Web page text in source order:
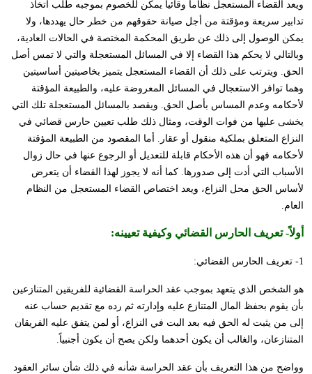
ويعد القضاء المستعجل نظاماً وقائياً يمكن للخصوم بموجبه طلب اتخاذ
تدابير سريعة ومؤقتة من أجل صيانة حقوقهم من خطر حال يهددها، ولا
يمكن الوصول إلى ذلك عن طريق المحكمة المختصة في الحالات العادية،
وبالتالي لا يحكم هذا القضاء إلا في المسائل المستعجلة والتي لا تمس أصل
الحق. ويترتب على ذلك أن القضاء المستعجل يتميز بخاصيتين أساسيتين
وهما توافر الاستعجال في المسائل المعروضة عليه، والطبيعة المؤقتة
لأحكامه وعدم المساس بأصل الحق. ويقصد بالمسائل المستعجلة تلك التي
يخشى عليها من فوات الوقت، ومثال ذلك طلب تعيين حارس قضائي في
النزاع المتعلق بملكية منقول أو عقار. أما المقصود من الطبيعة المؤقتة
لأحكامه فهو أن هذه الأحكام قابلة للتعديل أو الرجوع عنها في حال زوال
الأسباب التي أدت إلى صدورها. كما أنه لا يجوز لهذا القضاء أن يتعرض
لأساس الحق محل النزاع، ويعد اختصاص القضاء المستعجل من النظام
العام.
أولاً-تعريف الحارس القضائي وكيفية تعيينه:
1- تعريف الحارس القضائي:
هو الشخص الذي يتعهد بموجب عقد الحراسة القضائية للفريقين المتنازعين
بأن يقوم بحفظ المال المتنازع عليه وإدارته ثم رده مع تقديم حساب عنه
إلى من يثبت له الحق فيه بعد البت في النزاع، أو لمن يتفق عليه الفريقان
المتنازعان، والغالب أن يكون أحدهما ولكن يصح أن يكون أجنبياً.
وواضح من هذا التعريف بأن عقد الحراسة شأنه في ذلك شأن سائر العقود